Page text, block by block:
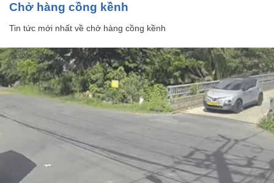
chở hàng cồng kềnh
Tin tức mới nhất về chở hàng cồng kềnh